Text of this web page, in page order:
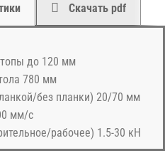
Скачать pdf
до 120 мм
780 мм
без планки) 20/70 мм
мм/с
рабочее) 1.5-30 кН